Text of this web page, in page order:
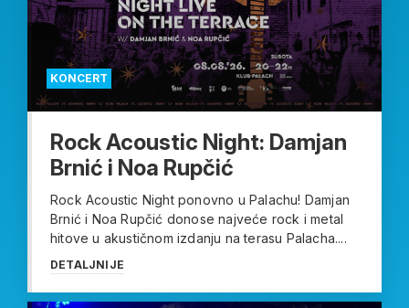
KONCERT
Rock Acoustic Night: Damjan
Brnić i Noa Rupčić
Rock Acoustic Night ponovno u Palachu! Damjan
Brnić i Noa Rupčić donose najveće rock i metal
hitove u akustičnom izdanju na terasu Palacha....
DETALJNIJE